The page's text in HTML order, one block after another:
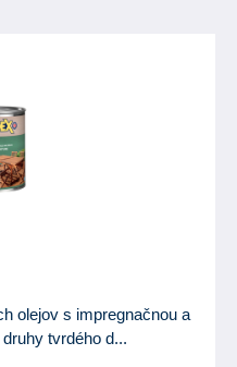
olejov s impregnačnou a
tvrdého d...